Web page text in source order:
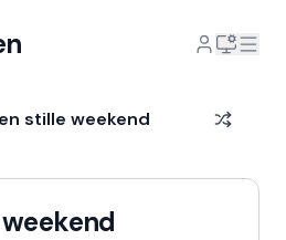
stille weekend